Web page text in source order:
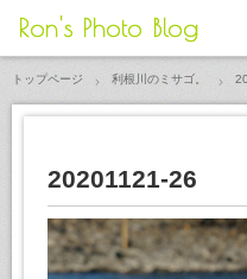
Ron's Photo Blog
トップページ 利根川のミサゴ。
20201121-26